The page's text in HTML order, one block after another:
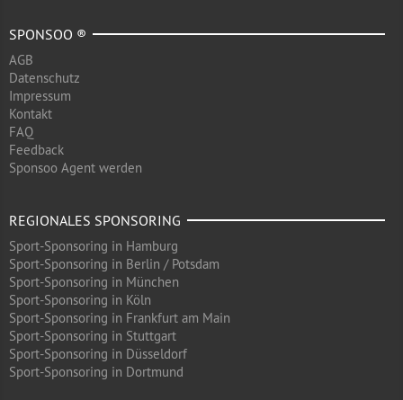
SPONSOO ®
AGB
Datenschutz
Impressum
Kontakt
FAQ
Feedback
Sponsoo Agent werden
REGIONALES SPONSORING
Sport-Sponsoring in Hamburg
Sport-Sponsoring in Berlin / Potsdam
Sport-Sponsoring in München
Sport-Sponsoring in Köln
Sport-Sponsoring in Frankfurt am Main
Sport-Sponsoring in Stuttgart
Sport-Sponsoring in Düsseldorf
Sport-Sponsoring in Dortmund